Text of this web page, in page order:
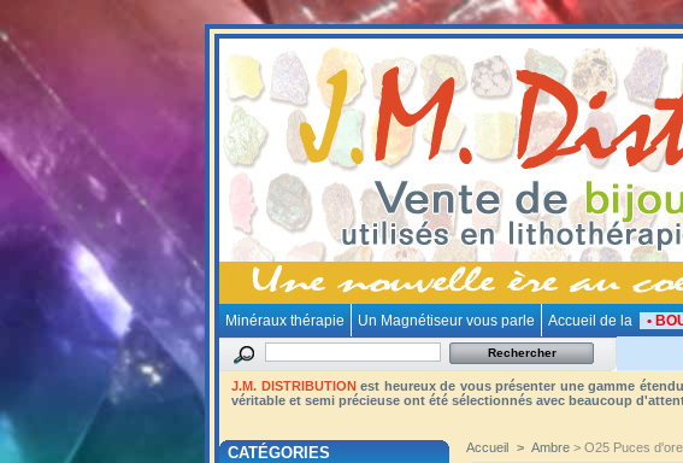
Minéraux thérapie Un Magnétiseur vous parle Accueil de la •
J.M. DISTRIBUTIONest heureux de vous présenter une gamme
véritable et semi précieuse ont été sélectionnés avec beaucoup
CATÉGORIES Accueil > Ambre > O25 Puces